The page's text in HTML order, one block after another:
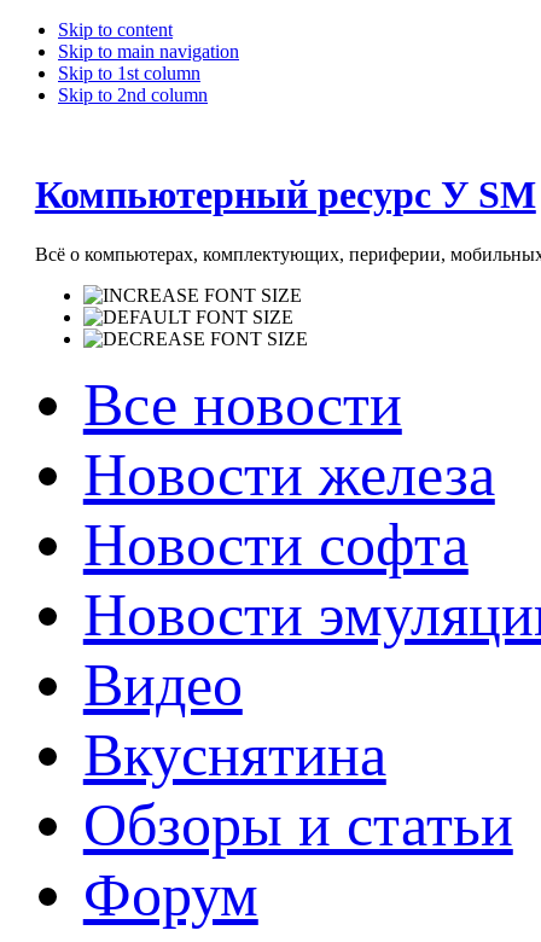
Skip to content
Skip to main navigation
Skip to 1st column
Skip to 2nd column
Компьютерный ресурс У SM
Всё о компьютерах, комплектующих, периферии, мобильных
Все новости
Новости железа
Новости софта
Новости
Видео
Вкуснятина
Обзоры и статьи
Форум